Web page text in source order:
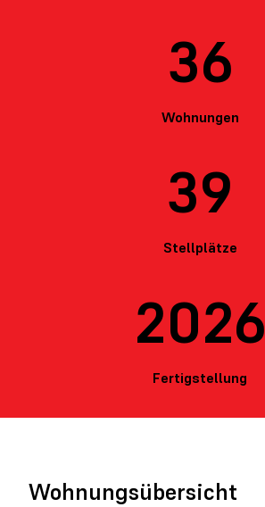
36
Wohnungen
39
Stellplätze
2026
Fertigstellung
Wohnungsübersicht